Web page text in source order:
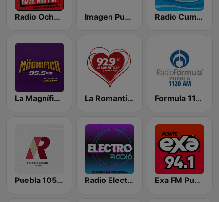
Radio Ochentas México Imagen Puebla 105.1 FM Radio Cumbia México
La Magnífica FM La Romantica 92.9 FM Formula 1120 AM
Puebla 105.9 FM Radio Electro México Exa FM Puebla